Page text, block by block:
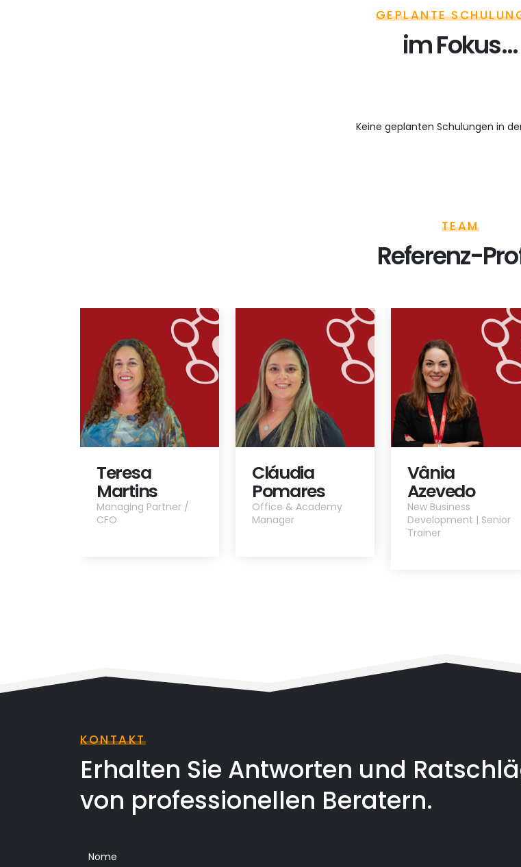
GEPLANTE
im Fokus...
Keine geplanten Schulungen in
TEAM
Referenz-
Teresa
Martins
Managing Partner /
CFO
Cláudia
Pomares
Office & Academy
Manager
Vânia
Azevedo
New Business
Development | Senior
Trainer
KONTAKT
Erhalten Sie Antworten und
von professionellen Beratern.